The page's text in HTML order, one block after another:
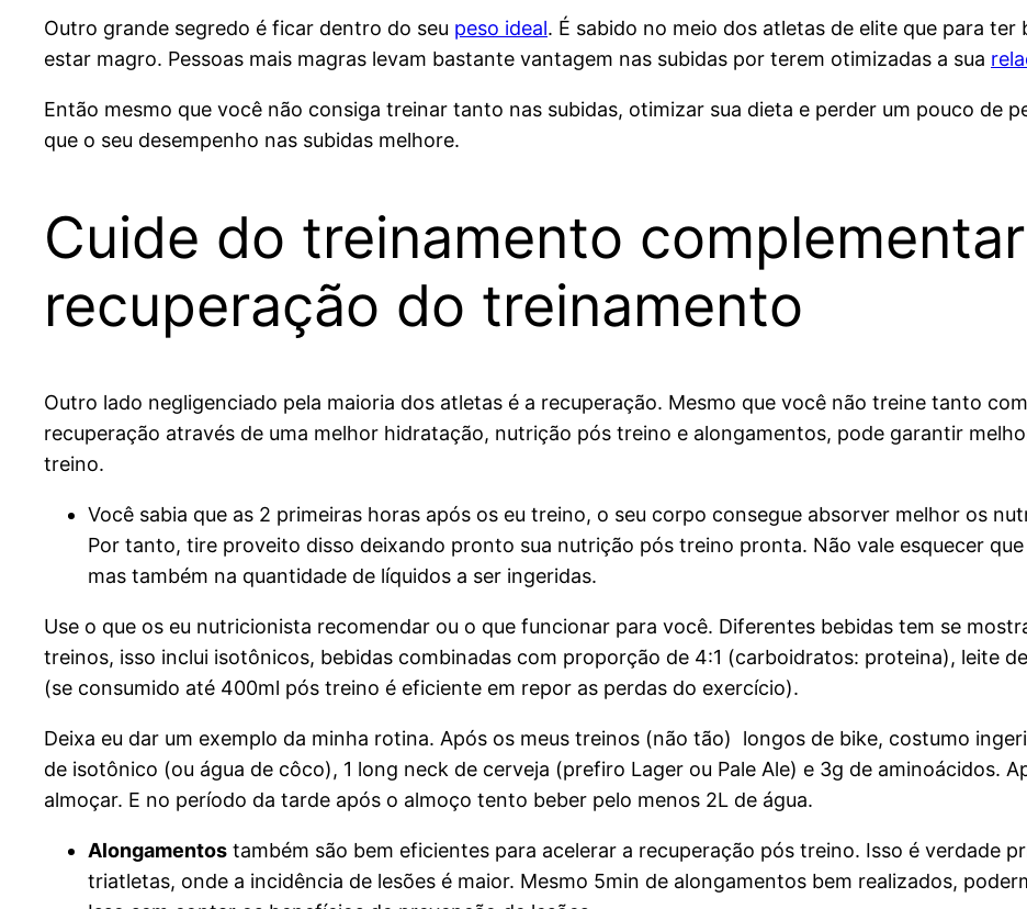
Outro grande segredo é ficar dentro do seu peso ideal. É sabido no meio dos atletas de elite que para
estar magro. Pessoas mais magras levam bastante vantagem nas subidas por terem otimizadas a sua
Então mesmo que você não consiga treinar tanto nas subidas, otimizar sua dieta e perder um pouco de
que o seu desempenho nas subidas melhore.
Cuide do treinamento
recuperação do treinamento
Outro lado negligenciado pela maioria dos atletas é a recuperação. Mesmo que você não treine tanto
recuperação através de uma melhor hidratação, nutrição pós treino e alongamentos, pode garantir
treino.
Você sabia que as 2 primeiras horas após os eu treino, o seu corpo consegue absorver melhor os
Por tanto, tire proveito disso deixando pronto sua nutrição pós treino pronta. Não vale esquecer
mas também na quantidade de líquidos a ser ingeridas.
Use o que os eu nutricionista recomendar ou o que funcionar para você. Diferentes bebidas tem se
treinos, isso inclui isotônicos, bebidas combinadas com proporção de 4:1 (carboidratos: proteina), leite
(se consumido até 400ml pós treino é eficiente em repor as perdas do exercício).
Deixa eu dar um exemplo da minha rotina. Após os meus treinos (não tão) longos de bike, costumo
de isotônico (ou água de côco), 1 long neck de cerveja (prefiro Lager ou Pale Ale) e 3g de aminoácidos.
almoçar. E no período da tarde após o almoço tento beber pelo menos 2L de água.
Alongamentos também são bem eficientes para acelerar a recuperação pós treino. Isso é verdade
triatletas, onde a incidência de lesões é maior. Mesmo 5min de alongamentos bem realizados,